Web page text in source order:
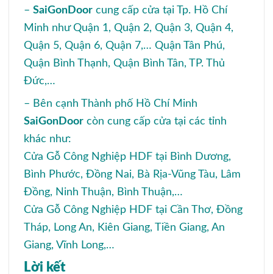
– SaiGonDoor cung cấp cửa tại Tp. Hồ Chí
Minh như Quận 1, Quận 2, Quận 3, Quận 4,
Quận 5, Quận 6, Quận 7,… Quận Tân Phú,
Quận Bình Thạnh, Quận Bình Tân, TP. Thủ
Đức,…
– Bên cạnh Thành phố Hồ Chí Minh
SaiGonDoor còn cung cấp cửa tại các tỉnh
khác như:
Cửa Gỗ Công Nghiệp HDF tại Bình Dương,
Bình Phước, Đồng Nai, Bà Rịa-Vũng Tàu, Lâm
Đồng, Ninh Thuận, Bình Thuận,…
Cửa Gỗ Công Nghiệp HDF tại Cần Thơ, Đồng
Tháp, Long An, Kiên Giang, Tiền Giang, An
Giang, Vĩnh Long,…
Lời kết